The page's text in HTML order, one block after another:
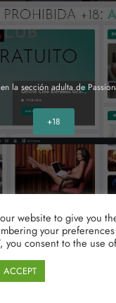
la sección adulta de
+18
website to give you
your
you consent to the use
ACCEPT